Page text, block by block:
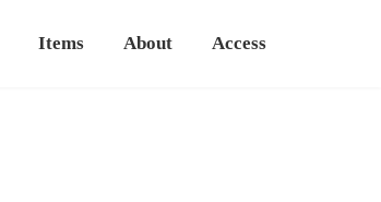
Items About Access